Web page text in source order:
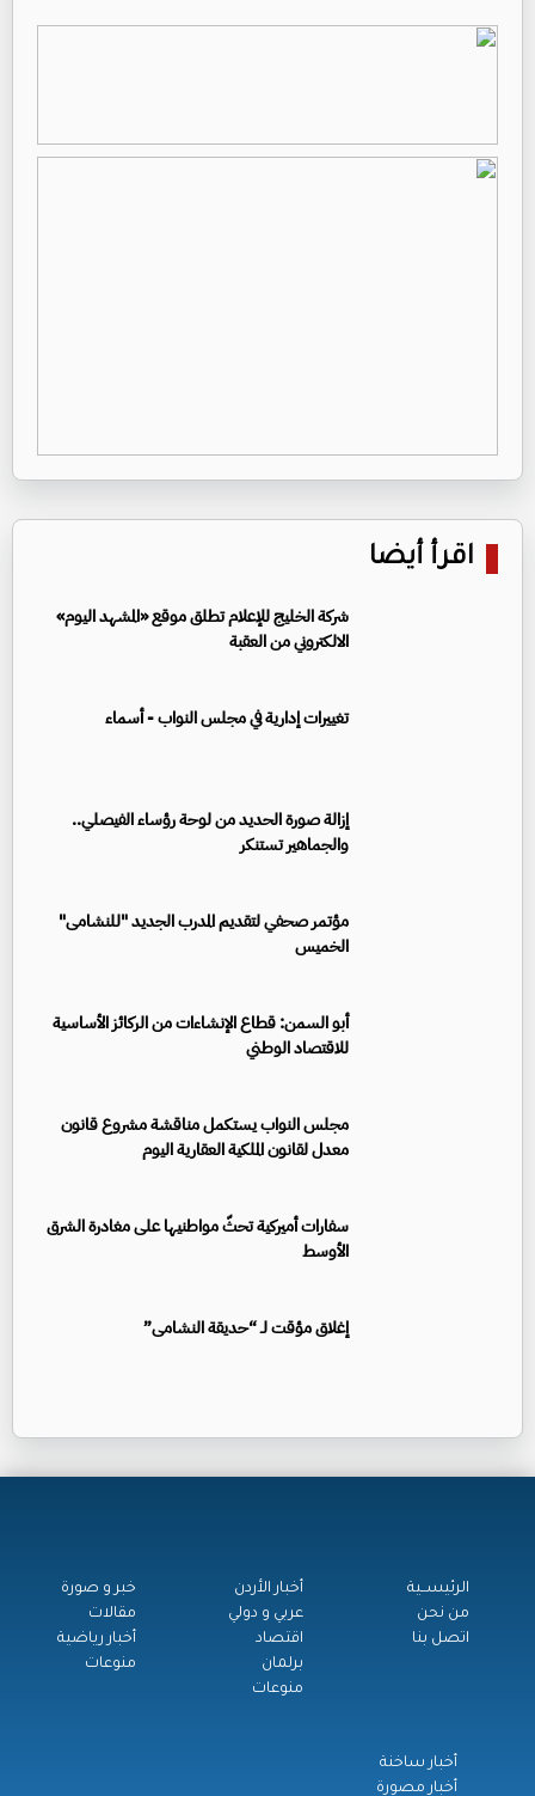
اقرأ أيضا
شركة الخليج للإعلام تطلق موقع «المشهد اليوم»
الالكتروني من العقبة
تغييرات إدارية في مجلس النواب - أسماء
إزالة صورة الحديد من لوحة رؤساء الفيصلي..
والجماهير تستنكر
مؤتمر صحفي لتقديم المدرب الجديد "للنشامى"
الخميس
أبو السمن: قطاع الإنشاءات من الركائز الأساسية
للاقتصاد الوطني
مجلس النواب يستكمل مناقشة مشروع قانون
معدل لقانون الملكية العقارية اليوم
سفارات أميركية تحثّ مواطنيها على مغادرة الشرق
الأوسط
إغلاق مؤقت لـ “حديقة النشامى”
الرئيســية
من نحن
اتصل بنا
أخبار الأردن
عربي و دولي
اقتصاد
برلمان
منوعات
خبر و صورة
مقالات
أخبار رياضية
منوعات
أخبار ساخنة
أخبار مصورة